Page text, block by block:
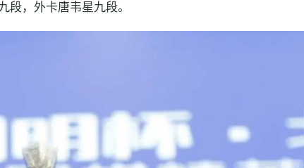
段，外卡唐韦星九段。